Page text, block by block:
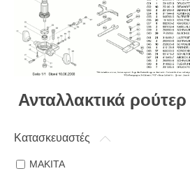
Ανταλλακτικά
Κατασκευαστές
MAKITA